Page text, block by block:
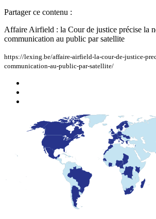
Partager ce contenu :
Affaire Airfield : la Cour de justice précise la
communication au public par satellite
https://lexing.be/affaire-airfield-la-cour-de-justice-
communication-au-public-par-satellite/